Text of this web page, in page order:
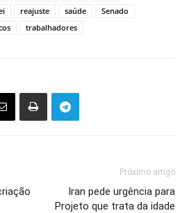
reajuste saúde
Senado
trabalhadores
Próximo artigo
Iran pede urgência para
Projeto que trata da idade